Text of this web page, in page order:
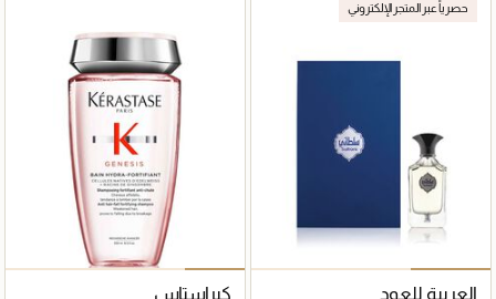
حصرياً عبر المتجر الإلكتروني
العربية للعود كيراستاس